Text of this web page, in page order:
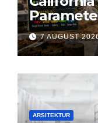
Tanah
7 AUGUST
ARSITEKTUR